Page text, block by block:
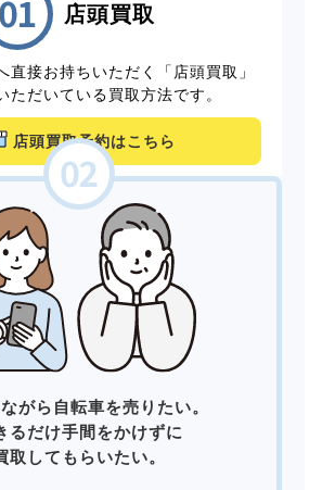
店頭買取
直接お持ちいただく「店頭買取」
ただいている買取方法です。
店頭買取予約はこちら
がら自転車を売りたい。
るだけ手間をかけずに
取してもらいたい。